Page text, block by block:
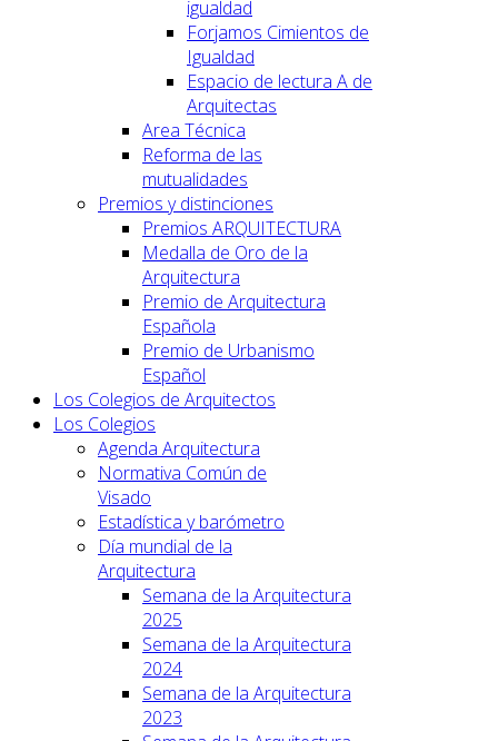
igualdad
Forjamos Cimientos de
Igualdad
Espacio de lectura A de
Arquitectas
Area Técnica
Reforma de las
mutualidades
Premios y distinciones
Premios ARQUITECTURA
Medalla de Oro de la
Arquitectura
Premio de Arquitectura
Española
Premio de Urbanismo
Español
Los Colegios de Arquitectos
Los Colegios
Agenda Arquitectura
Normativa Común de
Visado
Estadística y barómetro
Día mundial de la
Arquitectura
Semana de la Arquitectura
2025
Semana de la Arquitectura
2024
Semana de la Arquitectura
2023